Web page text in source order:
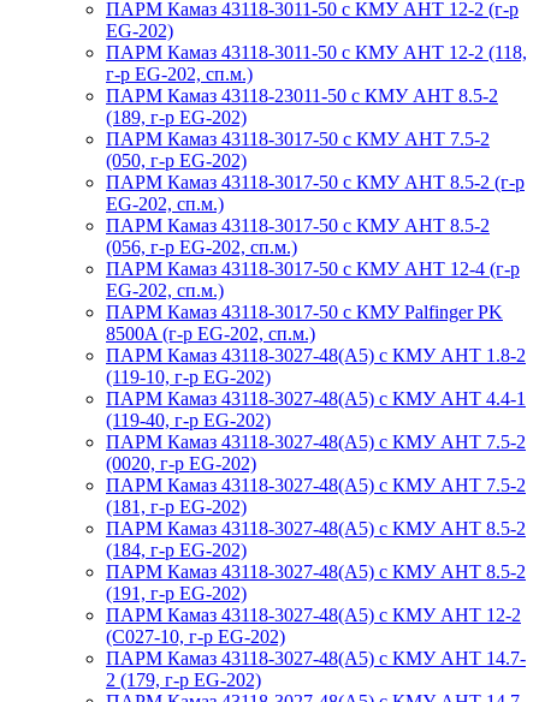
ПАРМ Камаз 43118-3011-50 с КМУ АНТ 12-2 (г-р
EG-202)
ПАРМ Камаз 43118-3011-50 с КМУ АНТ 12-2 (118,
г-р EG-202, сп.м.)
ПАРМ Камаз 43118-23011-50 с КМУ АНТ 8.5-2
(189, г-р EG-202)
ПАРМ Камаз 43118-3017-50 с КМУ АНТ 7.5-2
(050, г-р EG-202)
ПАРМ Камаз 43118-3017-50 с КМУ АНТ 8.5-2 (г-р
EG-202, сп.м.)
ПАРМ Камаз 43118-3017-50 с КМУ АНТ 8.5-2
(056, г-р EG-202, сп.м.)
ПАРМ Камаз 43118-3017-50 с КМУ АНТ 12-4 (г-р
EG-202, сп.м.)
ПАРМ Камаз 43118-3017-50 с КМУ Palfinger PK
8500A (г-р EG-202, сп.м.)
ПАРМ Камаз 43118-3027-48(A5) с КМУ АНТ 1.8-2
(119-10, г-р EG-202)
ПАРМ Камаз 43118-3027-48(A5) с КМУ АНТ 4.4-1
(119-40, г-р EG-202)
ПАРМ Камаз 43118-3027-48(A5) с КМУ АНТ 7.5-2
(0020, г-р EG-202)
ПАРМ Камаз 43118-3027-48(A5) с КМУ АНТ 7.5-2
(181, г-р EG-202)
ПАРМ Камаз 43118-3027-48(A5) с КМУ АНТ 8.5-2
(184, г-р EG-202)
ПАРМ Камаз 43118-3027-48(A5) с КМУ АНТ 8.5-2
(191, г-р EG-202)
ПАРМ Камаз 43118-3027-48(A5) с КМУ АНТ 12-2
(С027-10, г-р EG-202)
ПАРМ Камаз 43118-3027-48(A5) с КМУ АНТ 14.7-
2 (179, г-р EG-202)